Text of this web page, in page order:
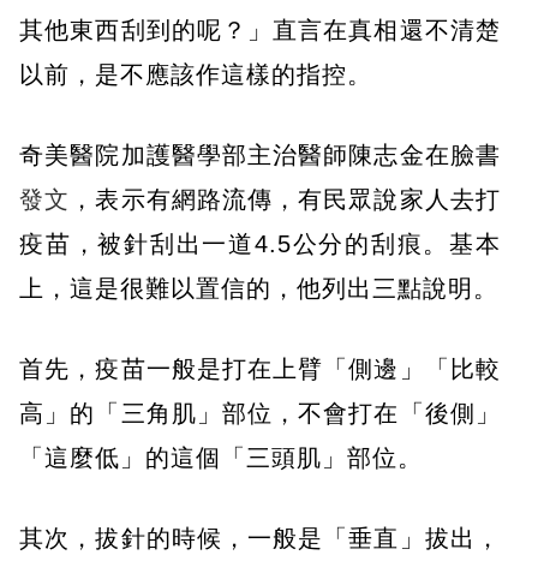
其他東西刮到的呢？」直言在真相還不清楚
以前，是不應該作這樣的指控。
奇美醫院加護醫學部主治醫師陳志金在臉書
發文 ，表示有網路流傳，有民眾說家人去打
疫苗，被針刮出一道4.5公分的刮痕。基本
上，這是很難以置信的，他列出三點說明。
首先，疫苗一般是打在上臂「側邊」「比較
高」的「三角肌」部位，不會打在「後側」
「這麼低」的這個「三頭肌」部位。
其次，拔針的時候，一般是「垂直」拔出，